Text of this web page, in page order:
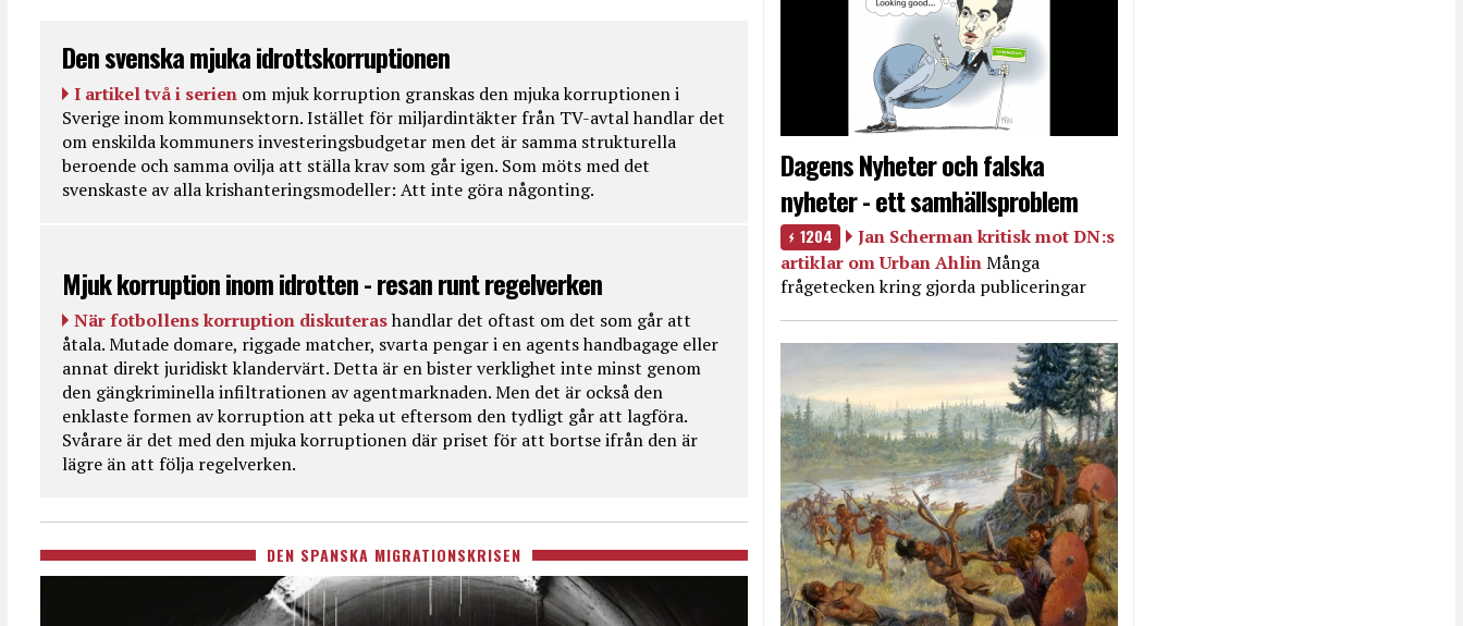
Den svenska mjuka idrottskorruptionen
I artikel två i serien om mjuk korruption granskas den mjuka korruptionen i
Sverige inom kommunsektorn. Istället för miljardintäkter från TV-avtal handlar det
om enskilda kommuners investeringsbudgetar men det är samma strukturella
beroende och samma ovilja att ställa krav som går igen. Som möts med det
svenskaste av alla krishanteringsmodeller: Att inte göra någonting.
Mjuk korruption inom idrotten - resan runt regelverken
När fotbollens korruption diskuterashandlar det oftast om det som går att
åtala. Mutade domare, riggade matcher, svarta pengar i en agents handbagage eller
annat direkt juridiskt klandervärt. Detta är en bister verklighet inte minst genom
den gängkriminella infiltrationen av agentmarknaden. Men det är också den
enklaste formen av korruption att peka ut eftersom den tydligt går att lagföra.
Svårare är det med den mjuka korruptionen där priset för att bortse ifrån den är
lägre än att följa regelverken.
DEN SPANSKA MIGRATIONSKRISEN
Dagens Nyheter och falska
nyheter - ett samhällsproblem
1204
Jan Scherman kritisk mot DN:s
artiklar om Urban AhlinMånga
frågetecken kring gjorda publiceringar